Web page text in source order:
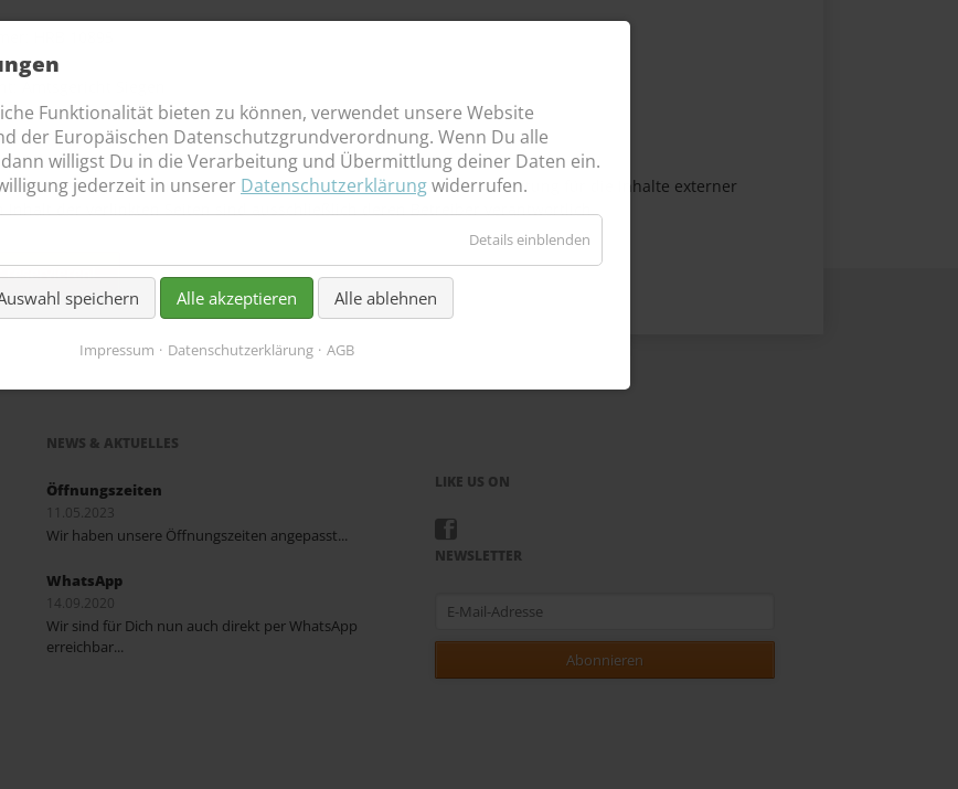
REG NO: DE305326990
Trotz sorgfältiger inhaltlicher Kontrolle übernehmen wir keine Haftung für die Inhalte externer
Inhalt der verlinkten Seiten sind ausschließlich deren Betreiber verantwortlich.
reservieren!
NEWS & AKTUELLES
Öffnungszeiten
11.05.2023
Wir haben unsere Öffnungszeiten angepasst...
WhatsApp
14.09.2020
Wir sind für Dich nun auch direkt per WhatsApp
erreichbar...
LIKE US ON
NEWSLETTER
Mail-
Adresse
Abonnieren
Funktionalität bieten zu können, verwendet unsere Website
der Europäischen Datenschutzgrundverordnung. Wenn Du alle
willigst Du in die Verarbeitung und Übermittlung deiner Daten ein.
jederzeit in unserer Datenschutzerklärungwiderrufen.
Details einblenden
speichern Alle akzeptieren Alle ablehnen
Impressum Datenschutzerklärung AGB